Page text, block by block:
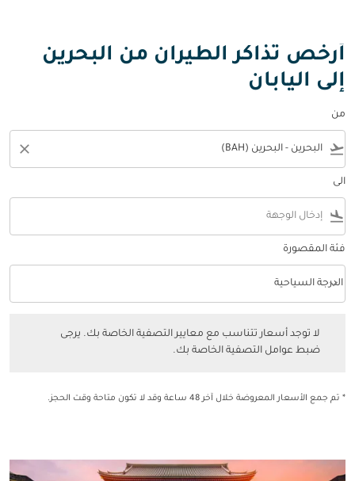
أرخص تذاكر الطيران من البحرين
إلى اليابان
من
flight_takeoff
close
الى
flight_land
فئة المقصورة
فئة المقصورة option الدرجة السياحية Selected
الدرجة السياحية
keyboard_arrow_down
لا توجد أسعار تتناسب مع معايير التصفية الخاصة بك. يرجى
ضبط عوامل التصفية الخاصة بك.
* تم جمع الأسعار المعروضة خلال آخر 48 ساعة وقد لا تكون متاحة وقت الحجز.